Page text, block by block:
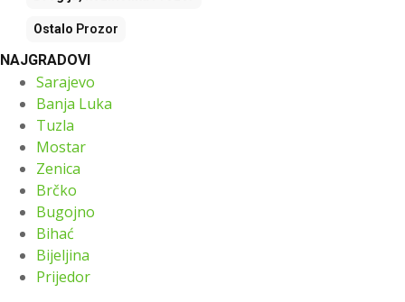
Ostalo Prozor
NAJGRADOVI
Sarajevo
Banja Luka
Tuzla
Mostar
Zenica
Brčko
Bugojno
Bihać
Bijeljina
Prijedor